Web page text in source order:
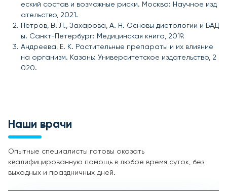
еский состав и возможные риски. Москва: Научное изд
ательство, 2021.
Петров, В. Л., Захарова, А. Н. Основы диетологии и БАД
ы. Санкт-Петербург: Медицинская книга, 2019.
Андреева, Е. К. Растительные препараты и их влияние
на организм. Казань: Университетское издательство, 2
020.
Наши врачи
Опытные специалисты готовы оказать
квалифицированную помощь в любое время суток, без
выходных и праздничных дней.